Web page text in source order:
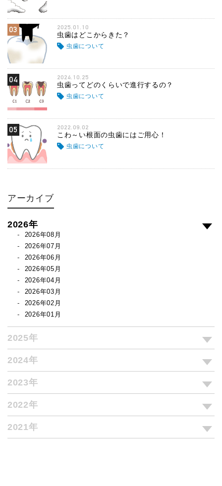
03 2025.01.10
虫歯はどこからきた？
虫歯について
04 2024.10.25
虫歯ってどのくらいで進行するの？
虫歯について
05 2022.09.02
こわ～い根面の虫歯にはご用心！
虫歯について
アーカイブ
2026年
2026年08月
2026年07月
2026年06月
2026年05月
2026年04月
2026年03月
2026年02月
2026年01月
2025年
2024年
2023年
2022年
2021年